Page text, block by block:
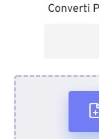
Converti